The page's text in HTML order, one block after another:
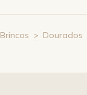
Brincos > Dourados